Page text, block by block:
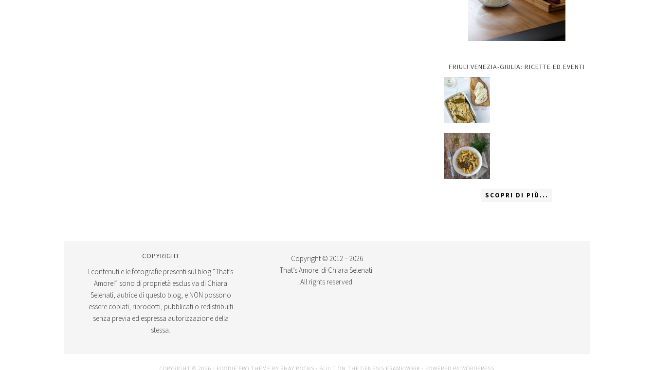
FRIULI VENEZIA-GIULIA: RICETTE ED EVENTI
SCOPRI DI PIÙ...
COPYRIGHT
I contenuti e le fotografie presenti sul blog “That’s
Amore!” sono di proprietà esclusiva di Chiara
Selenati, autrice di questo blog, e NON possono
essere copiati, riprodotti, pubblicati o redistribuiti
senza previa ed espressa autorizzazione della
stessa.
Copyright © 2012 – 2026
That’s Amore! di Chiara Selenati.
All rights reserved.
COPYRIGHT © 2026 · FOODIE PRO THEME BY SHAY BOCKS · BUILT ON THE GENESIS FRAMEWORK · POWERED BY WORDPRESS